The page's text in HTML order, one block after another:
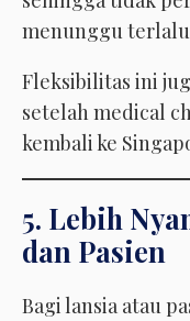
menunggu terlalu
Fleksibilitas ini
setelah medical
kembali ke
5. Lebih
dan Pasien
Bagi lansia atau